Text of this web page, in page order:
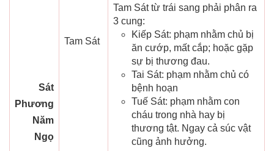
Sát
Phương
Năm
Ngọ
Tam Sát
Tam Sát từ trái sang phải phân ra
3 cung:
Kiếp Sát: phạm nhằm chủ bị
ăn cướp, mất cắp; hoặc gặp
sự bị thương đau.
Tai Sát: phạm nhằm chủ có
bệnh hoạn
Tuế Sát: phạm nhằm con
cháu trong nhà hay bị
thương tật. Ngay cả súc vật
cũng ảnh hưởng.